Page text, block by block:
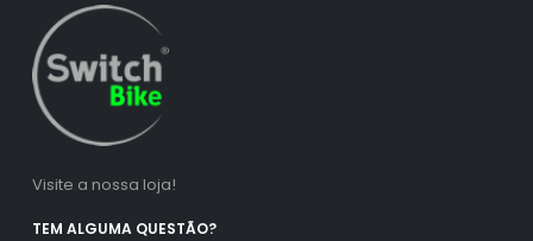
Visite a nossa loja!
TEM ALGUMA QUESTÃO?